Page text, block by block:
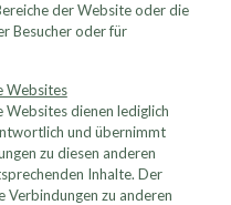
der Website oder die
Besucher oder für
Websites
Websites dienen lediglich
und übernimmt
zu diesen anderen
Inhalte. Der
Verbindungen zu anderen